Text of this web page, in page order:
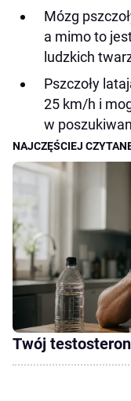
Mózg
a mimo to
ludzkich
Pszczoły
25 km/h i
w
Twój